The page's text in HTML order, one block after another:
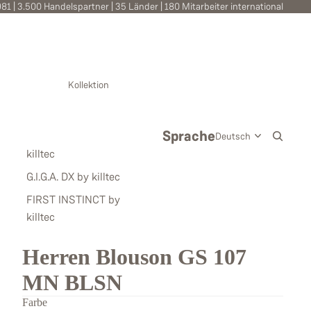
| 3.500 Handelspartner | 35 Länder | 180 Mitarbeiter international
Kollektion
killtec
G.I.G.A. DX by killtec
FIRST INSTINCT by
killtec
Sprache
Herren Blouson GS 107
MN BLSN
Farbe